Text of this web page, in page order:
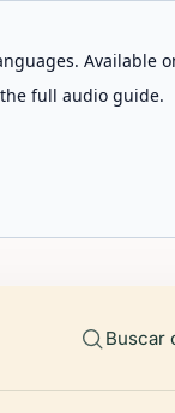
Available
full audio guide.
Buscar